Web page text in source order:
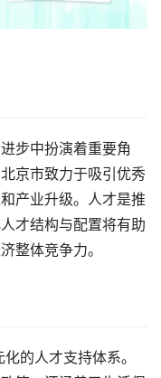
步中扮演着重要角
京市致力于吸引优秀
产业升级。人才是推
才结构与配置将有助
整体竞争力。
的人才支持体系。